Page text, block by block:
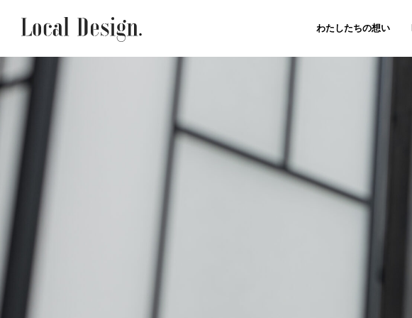
わたしたちの想い